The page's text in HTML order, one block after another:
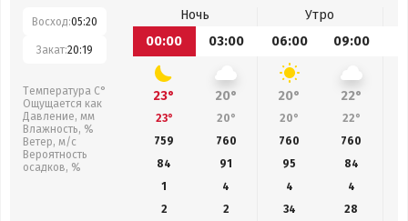
Восход:05:20
Закат:20:19
Температура С°
Ощущается как
Давление, мм
Влажность, %
Ветер, м/с
Вероятность
осадков, %
Ночь
Утро
00:00
03:00 06:00 09:00
23° 20° 20° 22°
23° 20° 20° 22°
759
760 760 760
84
91 95 84
1
4 4
4
2
2 34 28